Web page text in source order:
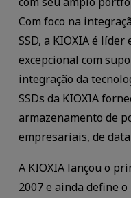
Com foco na
SSD, a KIOXIA é
excepcional com
integração da
SSDs da KIOXIA
armazenamento de
empresariais, de
A KIOXIA lançou o
2007 e ainda define